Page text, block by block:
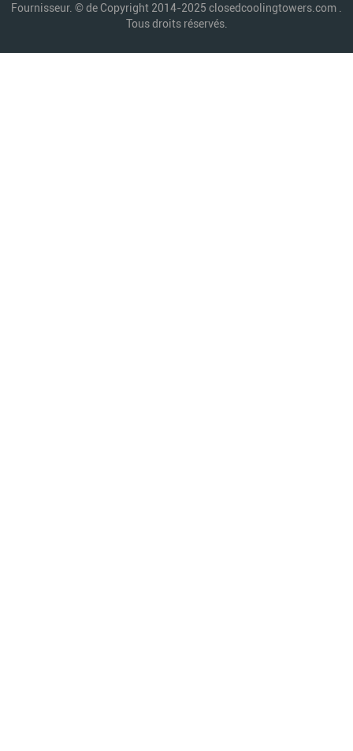
Fournisseur. © de Copyright 2014-2025 closedcoolingtowers.com .
Tous droits réservés.